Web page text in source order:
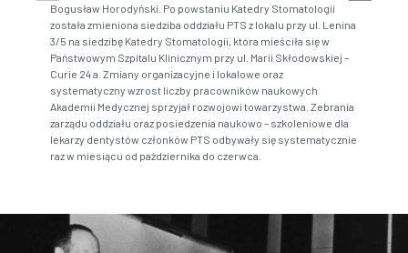
Bogusław Horodyński. Po powstaniu Katedry Stomatologii
została zmieniona siedziba oddziału PTS z lokalu przy ul. Lenina
3/5 na siedzibę Katedry Stomatologii, która mieściła się w
Państwowym Szpitalu Klinicznym przy ul. Marii Skłodowskiej –
Curie 24 a. Zmiany organizacyjne i lokalowe oraz
systematyczny wzrost liczby pracowników naukowych
Akademii Medycznej sprzyjał rozwojowi towarzystwa. Zebrania
zarządu oddziału oraz posiedzenia naukowo – szkoleniowe dla
lekarzy dentystów członków PTS odbywały się systematycznie
raz w miesiącu od października do czerwca.